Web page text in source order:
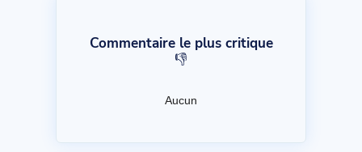
Commentaire le plus critique
👎
Aucun